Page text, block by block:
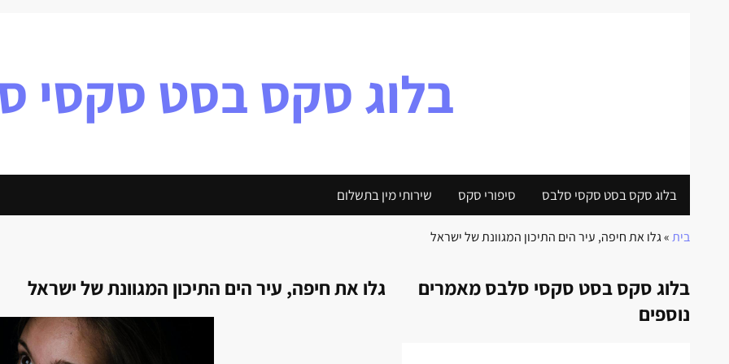
בלוג סקס בסט סקסי
בלוג סקס בסט סקסי סלבס סיפורי סקס שירותי מין בתשלום
בית»גלו את חיפה, עיר הים התיכון המגוונת של ישראל
גלו את חיפה, עיר הים התיכון המגוונת של ישראל
בלוג סקס בסט סקסי סלבס מאמרים
נוספים